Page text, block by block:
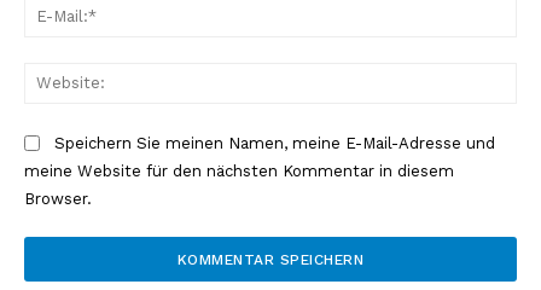
Speichern Sie meinen Namen, meine E-Mail-Adresse und
meine Website für den nächsten Kommentar in diesem
Browser.